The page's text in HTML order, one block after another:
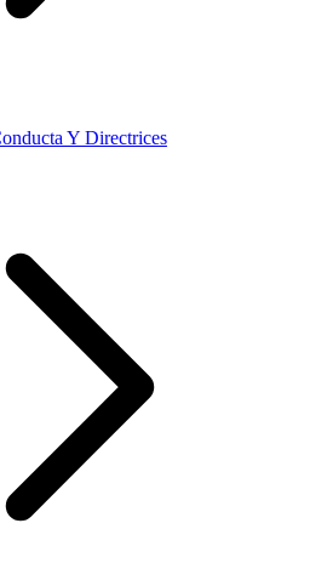
Y Directrices